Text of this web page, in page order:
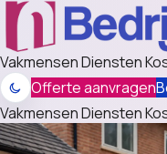
VakmensenDiensten
Offerte aanvragen
VakmensenDiensten